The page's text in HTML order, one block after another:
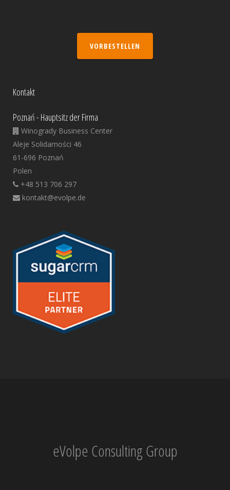
VORBESTELLEN
Kontakt
Poznań - Hauptsitz der Firma
Winogrady Business Center
Aleje Solidarności 46
61-696 Poznań
Polen
+48 513 706 297
kontakt@evolpe.de
eVolpe Consulting Group